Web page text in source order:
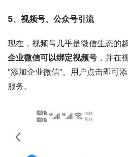
5、视频号、公众号引流
现在，视频号几乎是微信生态的
企业微信可以绑定视频号 ，并在
“添加企业微信”。用户点击即可
服务。